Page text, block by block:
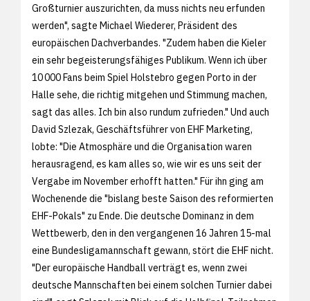
Großturnier auszurichten, da muss nichts neu erfunden
werden", sagte Michael Wiederer, Präsident des
europäischen Dachverbandes. "Zudem haben die Kieler
ein sehr begeisterungsfähiges Publikum. Wenn ich über
10 000 Fans beim Spiel Holstebro gegen Porto in der
Halle sehe, die richtig mitgehen und Stimmung machen,
sagt das alles. Ich bin also rundum zufrieden." Und auch
David Szlezak, Geschäftsführer von EHF Marketing,
lobte: "Die Atmosphäre und die Organisation waren
herausragend, es kam alles so, wie wir es uns seit der
Vergabe im November erhofft hatten." Für ihn ging am
Wochenende die "bislang beste Saison des reformierten
EHF-Pokals" zu Ende. Die deutsche Dominanz in dem
Wettbewerb, den in den vergangenen 16 Jahren 15-mal
eine Bundesligamannschaft gewann, stört die EHF nicht.
"Der europäische Handball verträgt es, wenn zwei
deutsche Mannschaften bei einem solchen Turnier dabei